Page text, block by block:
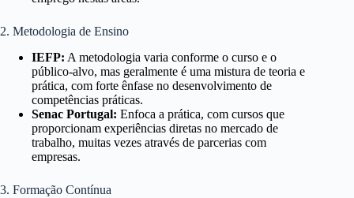
2. Metodologia de Ensino
IEFP: A metodologia varia conforme o curso e o
público-alvo, mas geralmente é uma mistura de teoria e
prática, com forte ênfase no desenvolvimento de
competências práticas.
Senac Portugal: Enfoca a prática, com cursos que
proporcionam experiências diretas no mercado de
trabalho, muitas vezes através de parcerias com
empresas.
3. Formação Contínua